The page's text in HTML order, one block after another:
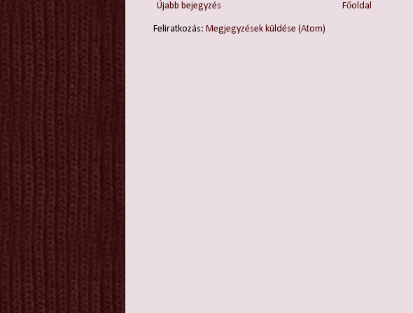
Újabb bejegyzés Főoldal
Feliratkozás: Megjegyzések küldése (Atom)